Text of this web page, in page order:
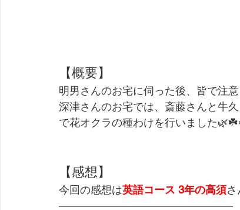
【概要】
明男さんのお宅に伺った後、皆で注
深津さんのお宅では、斎藤さんと牛
で花オクラの種わけを行いました
【感想】
今回の感想は英語コース 3年の高須